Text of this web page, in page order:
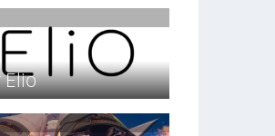
Elio